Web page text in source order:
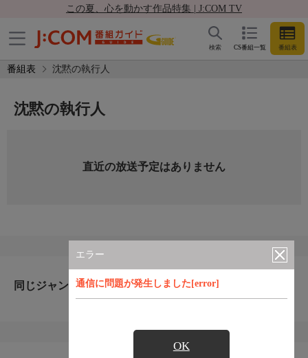
この夏、心を動かす作品特集 | J:COM TV
CS番組一覧 番組表
検索
番組表 沈黙の執行人
エラー
通信に問題が発生しました[error]
OK
沈黙の執行人
直近の放送予定はありません
同じジャンルのおすすめ番組